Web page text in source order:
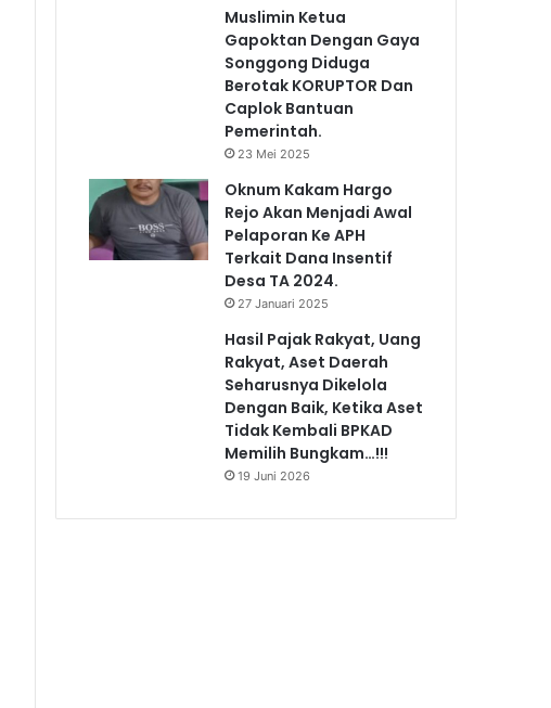
Muslimin Ketua
Gapoktan Dengan Gaya
Songgong Diduga
Berotak KORUPTOR Dan
Caplok Bantuan
Pemerintah.
23 Mei 2025
Oknum Kakam Hargo
Rejo Akan Menjadi Awal
Pelaporan Ke APH
Terkait Dana Insentif
Desa TA 2024.
27 Januari 2025
Hasil Pajak Rakyat, Uang
Rakyat, Aset Daerah
Seharusnya Dikelola
Dengan Baik, Ketika Aset
Tidak Kembali BPKAD
Memilih Bungkam…!!!
19 Juni 2026